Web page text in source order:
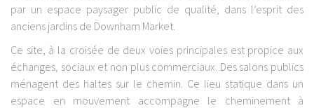
par un espace paysager public de qualité, dans l’esprit des
anciens jardins de Downham Market.
Ce site, à la croisée de deux voies principales est propice aux
échanges, sociaux et non plus commerciaux. Des salons publics
ménagent des haltes sur le chemin. Ce lieu statique dans un
espace en mouvement accompagne le cheminement à